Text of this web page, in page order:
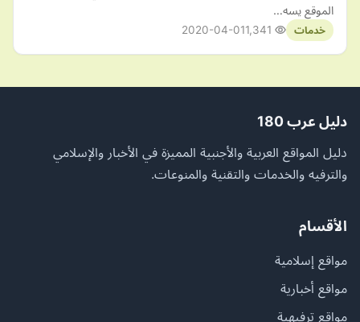
الموقع يسه…
خدمات 2020-04-01
دليل عرب 180
دليل المواقع العربية والأجنبية المميزة في الأخبار والإسلامي
والترفيه والخدمات والتقنية والمنوعات.
الأقسام
مواقع إسلامية
مواقع أخبارية
مواقع ترفيهية